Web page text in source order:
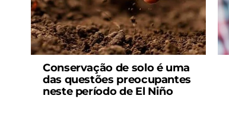
Conservação de solo é uma
das questões preocupantes
neste período de El Niño